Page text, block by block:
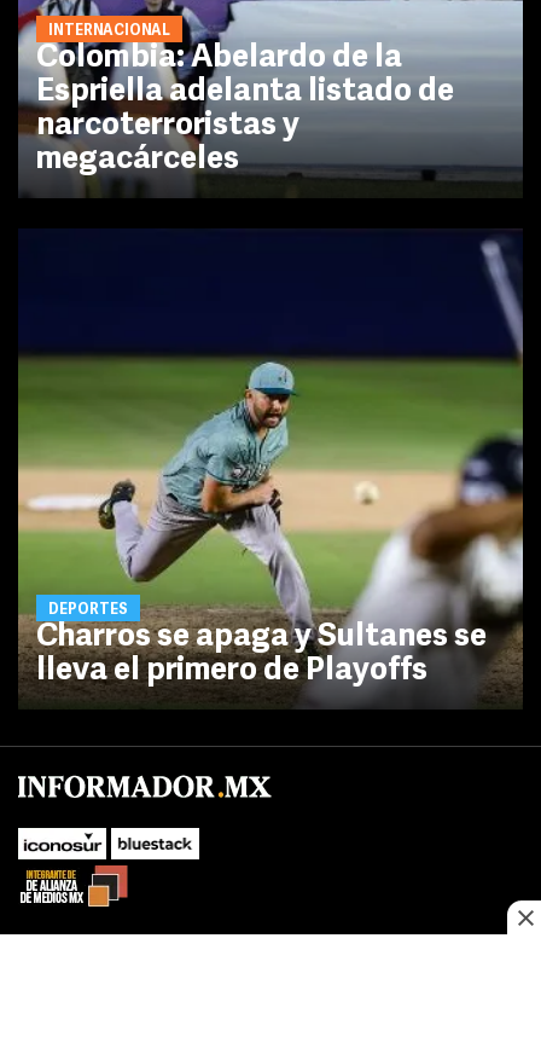
INTERNACIONAL
Colombia: Abelardo de la
Espriella adelanta listado de
narcoterroristas y
megacárceles
DEPORTES
Charros se apaga y Sultanes se
lleva el primero de Playoffs